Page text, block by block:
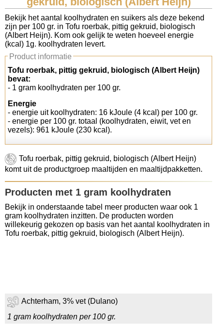
Koolhydraten tellen
Links
Bekijk het aantal koolhydraten en suikers als deze bekend
zijn per 100 gr. in Tofu roerbak, pittig gekruid, biologisch
(Albert Heijn). Kom ook gelijk te weten hoeveel energie
(kcal) 1g. koolhydraten levert.
Product informatie
Tofu roerbak, pittig gekruid, biologisch (Albert Heijn)
bevat:
- 1 gram koolhydraten per 100 gr.
Energie
- energie uit koolhydraten: 16 kJoule (4 kcal) per 100 gr.
- energie per 100 gr. totaal (koolhydraten, eiwit, vet en
vezels): 961 kJoule (230 kcal).
Tofu roerbak, pittig gekruid, biologisch (Albert Heijn)
komt uit de productgroep maaltijden en maaltijdpakketten.
Producten met 1 gram koolhydraten
Bekijk in onderstaande tabel meer producten waar ook 1
gram koolhydraten inzitten. De producten worden
willekeurig gekozen op basis van het aantal koolhydraten in
Tofu roerbak, pittig gekruid, biologisch (Albert Heijn).
Achterham, 3% vet (Dulano)
1 gram koolhydraten per 100 gr.